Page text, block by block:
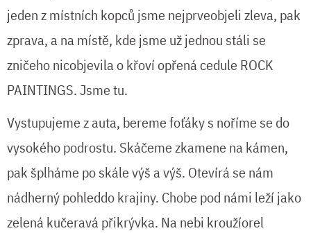
jeden z místních kopců jsme nejprveobjeli zleva, pak
zprava, a na místě, kde jsme už jednou stáli se
zničeho nicobjevila o křoví opřená cedule ROCK
PAINTINGS. Jsme tu.
Vystupujeme z auta, bereme foťáky s noříme se do
vysokého podrostu. Skáčeme zkamene na kámen,
pak šplháme po skále výš a výš. Otevírá se nám
nádherný pohleddo krajiny. Chobe pod námi leží jako
zelená kučeravá přikrývka. Na nebi kroužíorel